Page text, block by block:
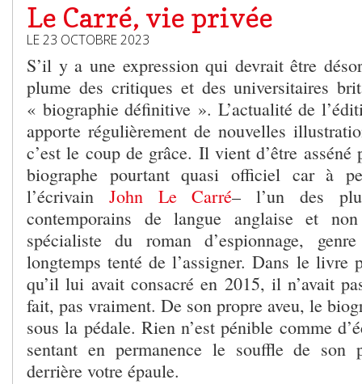
Le Carré, vie privée
LE 23 OCTOBRE 2023
S’il y a une expression qui devrait être
plume des critiques et des universitaires
« biographie définitive ». L’actualité de
apporte régulièrement de nouvelles
c’est le coup de grâce. Il vient d’être asséné
biographe pourtant quasi officiel car à
l’écrivain John Le Carré– l’un des
contemporains de langue anglaise et
spécialiste du roman d’espionnage,
longtemps tenté de l’assigner. Dans le livre
qu’il lui avait consacré en 2015, il n’avait
fait, pas vraiment. De son propre aveu, le
sous la pédale. Rien n’est pénible comme
sentant en permanence le souffle de son
derrière votre épaule.